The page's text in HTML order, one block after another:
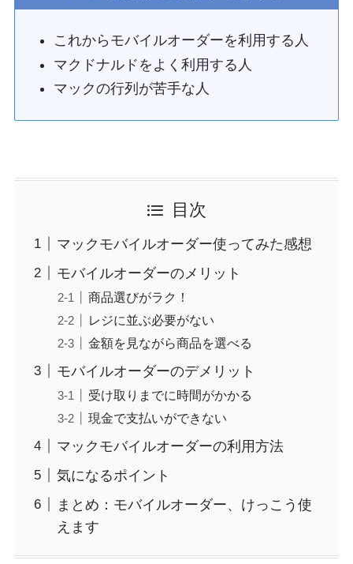
これからモバイルオーダーを利用する人
マクドナルドをよく利用する人
マックの行列が苦手な人
目次
マックモバイルオーダー使ってみた感想
モバイルオーダーのメリット
商品選びがラク！
レジに並ぶ必要がない
金額を見ながら商品を選べる
モバイルオーダーのデメリット
受け取りまでに時間がかかる
現金で支払いができない
マックモバイルオーダーの利用方法
気になるポイント
まとめ：モバイルオーダー、けっこう使
えます